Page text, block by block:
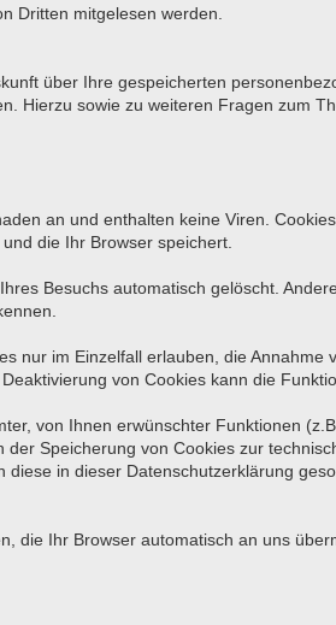
Dritten mitgelesen werden.
über Ihre gespeicherten
Hierzu sowie zu weiteren Fragen zum
an und enthalten keine Viren.
die Ihr Browser speichert.
Besuchs automatisch gelöscht.
nur im Einzelfall erlauben, die
von Cookies kann die
von Ihnen erwünschter Funktionen
Speicherung von Cookies zur
in dieser Datenschutzerklärung
die Ihr Browser automatisch an uns